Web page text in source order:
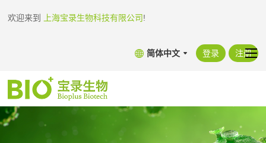
欢迎来到 上海宝录生物科技有限公司!
简体中文 登录 注册